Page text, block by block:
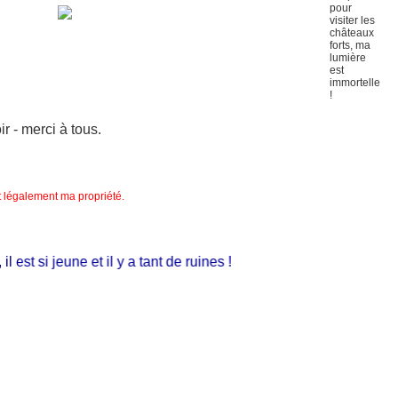
- merci à tous.
légalement ma propriété.
si jeune et il y a tant de ruines !